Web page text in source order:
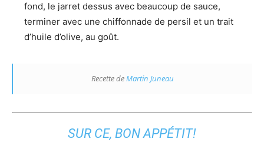
fond, le jarret dessus avec beaucoup de sauce,
terminer avec une chiffonnade de persil et un trait
d’huile d’olive, au goût.
Recette deMartin Juneau
SUR CE, BON APPÉTIT!